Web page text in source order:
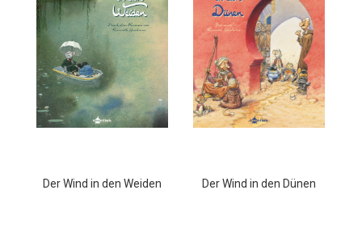
Der Wind in den Weiden Der Wind in den Dünen